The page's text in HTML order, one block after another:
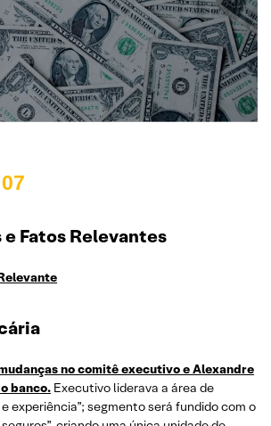
Fatos Relevantes
no comitê executivo e Alexandre
banco. Executivo liderava a área de
experiência”; segmento será fundido com o